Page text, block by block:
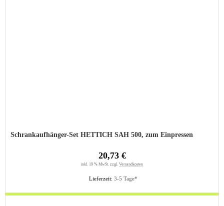
Schrankaufhänger-Set HETTICH SAH 500, zum Einpressen
Lieferzeit: 3-5 Tage*
20,73 €
inkl. 19 % MwSt. zzgl. Versandkosten